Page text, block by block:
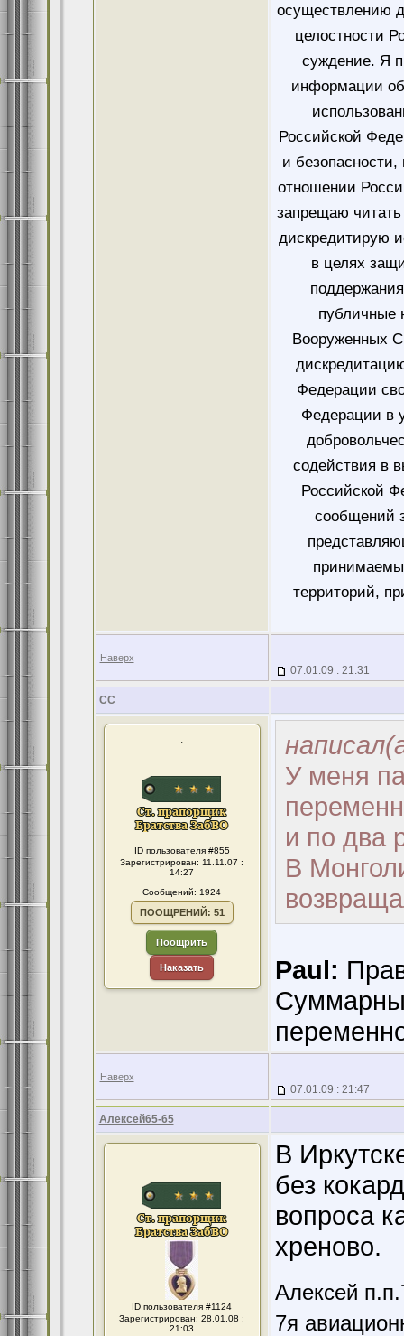
осуществлению
целостности
суждение. Я
информации
Российской
и безопасности,
отношении
запрещаю читать
дискредитирую
в целях
публичные
Вооруженных
Федерации
Федерации в
содействия в
Российской
сообщений
территорий,
Наверх
07.01.09 : 21:31
CC
.
ID пользователя #855
Зарегистрирован: 11.11.07 :
14:27
Сообщений: 1924
ПООЩРЕНИЙ: 51
Поощрить
Наказать
У меня
и по два
В
Paul:
Наверх
07.01.09 : 21:47
Алексей65-65
ID пользователя #1124
Зарегистрирован: 28.01.08 :
21:03
В
без
вопроса
хреново.
Алексей
7я